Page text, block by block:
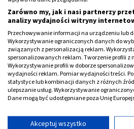
Dieta Japończyków a
Dieta Japończyków przekłada
zdrowia. W Japonii jest o wiele
Europy, zapadalność na choroby
naczyniowego - miażdżycę,
Japończyków znacznie rzadziej
Zarówno my, jak i nasi partnerzy
analizy wydajności witryny
Przechowywanie informacji na urządzeniu lub
Wykorzystywanie ograniczonych danych do
związanych z personalizacją reklam.
spersonalizowanych reklam. Tworzenie profili z
Wykorzystywanie profili w doborze
wydajności reklam. Pomiar wydajności treści.
statystyce lub kombinacji danych z różnych
ulepszanie usług. Wykorzystywanie
Dane mogą być udostępniane poza Unię
Wyświetl listę partnerów (11
Akceptuj wszystko